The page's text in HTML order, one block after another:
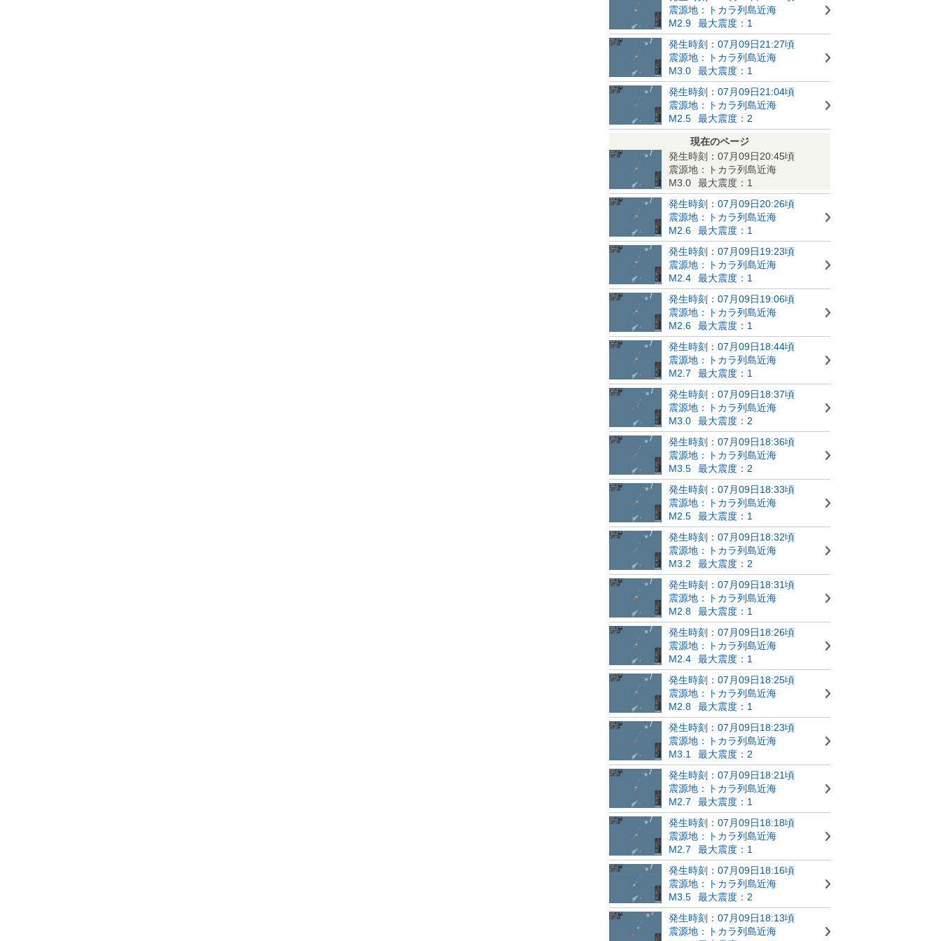
震源地：トカラ列島近海
M2.9
最大震度：1
発生時刻：07月09日21:27頃
震源地：トカラ列島近海
M3.0
最大震度：1
発生時刻：07月09日21:04頃
震源地：トカラ列島近海
M2.5
最大震度：2
現在のページ
発生時刻：07月09日20:45頃
震源地：トカラ列島近海
M3.0
最大震度：1
発生時刻：07月09日20:26頃
震源地：トカラ列島近海
M2.6
最大震度：1
発生時刻：07月09日19:23頃
震源地：トカラ列島近海
M2.4
最大震度：1
発生時刻：07月09日19:06頃
震源地：トカラ列島近海
M2.6
最大震度：1
発生時刻：07月09日18:44頃
震源地：トカラ列島近海
M2.7
最大震度：1
発生時刻：07月09日18:37頃
震源地：トカラ列島近海
M3.0
最大震度：2
発生時刻：07月09日18:36頃
震源地：トカラ列島近海
M3.5
最大震度：2
発生時刻：07月09日18:33頃
震源地：トカラ列島近海
M2.5
最大震度：1
発生時刻：07月09日18:32頃
震源地：トカラ列島近海
M3.2
最大震度：2
発生時刻：07月09日18:31頃
震源地：トカラ列島近海
M2.8
最大震度：1
発生時刻：07月09日18:26頃
震源地：トカラ列島近海
M2.4
最大震度：1
発生時刻：07月09日18:25頃
震源地：トカラ列島近海
M2.8
最大震度：1
発生時刻：07月09日18:23頃
震源地：トカラ列島近海
M3.1
最大震度：2
発生時刻：07月09日18:21頃
震源地：トカラ列島近海
M2.7
最大震度：1
発生時刻：07月09日18:18頃
震源地：トカラ列島近海
M2.7
最大震度：1
発生時刻：07月09日18:16頃
震源地：トカラ列島近海
M3.5
最大震度：2
発生時刻：07月09日18:13頃
震源地：トカラ列島近海